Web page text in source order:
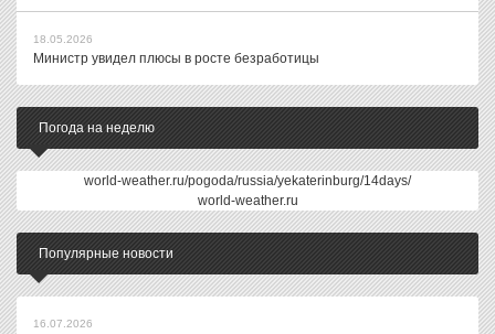
18.05.2026
Министр увидел плюсы в росте безработицы
Погода на неделю
world-weather.ru/pogoda/russia/yekaterinburg/14days/
world-weather.ru
Популярные новости
16.07.2026